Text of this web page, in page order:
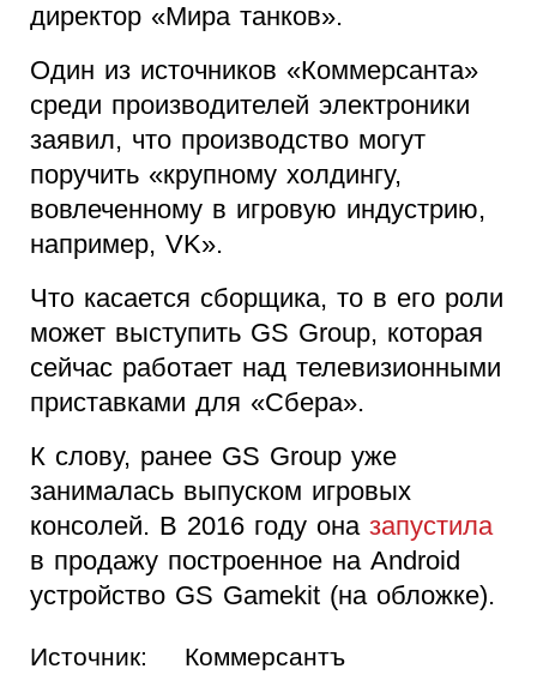
директор «Мира танков».
Один из источников «Коммерсанта»
среди производителей электроники
заявил, что производство могут
поручить «крупному холдингу,
вовлеченному в игровую индустрию,
например, VK».
Что касается сборщика, то в его роли
может выступить GS Group, которая
сейчас работает над телевизионными
приставками для «Сбера».
К слову, ранее GS Group уже
занималась выпуском игровых
консолей. В 2016 году она запустила
в продажу построенное на Android
устройство GS Gamekit (на обложке).
Источник: Коммерсантъ